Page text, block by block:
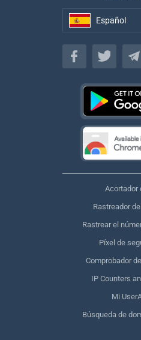
Español
Español
Acortador
Rastreador
Rastrear el
Píxel de
Comprobador
IP Counters
Mi
Búsqueda de